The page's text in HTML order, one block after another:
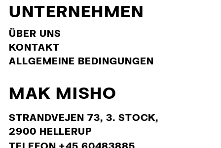
UNTERNEHMEN
ÜBER UNS
KONTAKT
ALLGEMEINE BEDINGUNGEN
MAK MISHO
STRANDVEJEN 73, 3. STOCK,
2900 HELLERUP